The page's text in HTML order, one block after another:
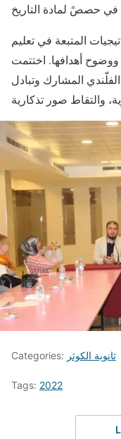
المتبعة في تعليم
ووضوح أهدافها. اختتمت
المشارك وتبادل
Categories: ثانوية الكوثر
Tags: 2022